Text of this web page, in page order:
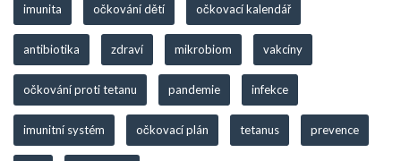
imunita očkování dětí očkovací kalendář
antibiotika zdraví mikrobiom vakcíny
očkování proti tetanu pandemie infekce
imunitní systém očkovací plán tetanus prevence